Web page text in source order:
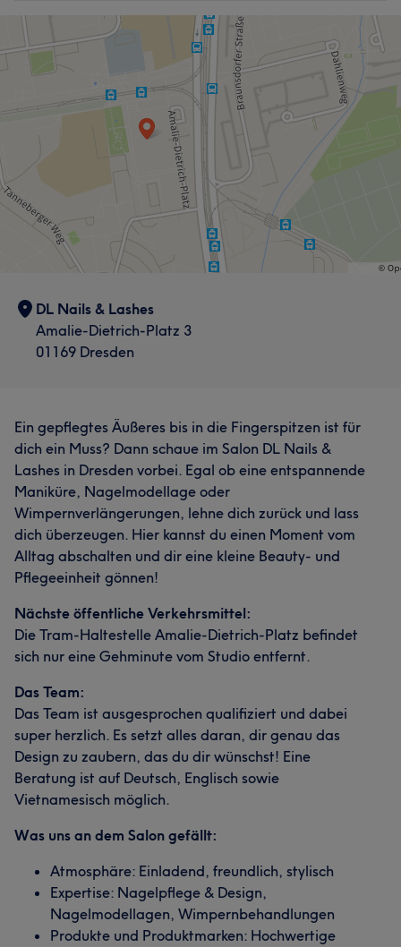
DL Nails & Lashes
Amalie-Dietrich-Platz 3
01169 Dresden
Ein gepflegtes Äußeres bis in die Fingerspitzen ist für
dich ein Muss? Dann schaue im Salon DL Nails &
Lashes in Dresden vorbei. Egal ob eine entspannende
Maniküre, Nagelmodellage oder
Wimpernverlängerungen, lehne dich zurück und lass
dich überzeugen. Hier kannst du einen Moment vom
Alltag abschalten und dir eine kleine Beauty- und
Pflegeeinheit gönnen!
Nächste öffentliche Verkehrsmittel:
Die Tram-Haltestelle Amalie-Dietrich-Platz befindet
sich nur eine Gehminute vom Studio entfernt.
Das Team:
Das Team ist ausgesprochen qualifiziert und dabei
super herzlich. Es setzt alles daran, dir genau das
Design zu zaubern, das du dir wünschst! Eine
Beratung ist auf Deutsch, Englisch sowie
Vietnamesisch möglich.
Was uns an dem Salon gefällt:
Atmosphäre: Einladend, freundlich, stylisch
Expertise: Nagelpflege & Design,
Nagelmodellagen, Wimpernbehandlungen
Produkte und Produktmarken: Hochwertige